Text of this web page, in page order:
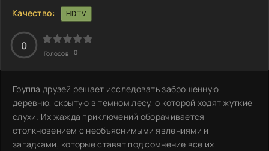
Качество: HDTV
0
Голосов: 0
Группа друзей решает исследовать заброшенную
деревню, скрытую в темном лесу, о которой ходят жуткие
слухи. Их жажда приключений оборачивается
столкновением с необъяснимыми явлениями и
загадками, которые ставят под сомнение все их